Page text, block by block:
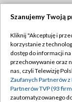
Abonament
Emisja w TVP
Centrum
Szanujemy Twoją
Kliknij "Akceptuję i
korzystanie z
dostęp do informacji
przechowywanie oraz
nas, czyli Telewizję
Zaufanych Partnerów
Partnerów TVP (93
zautomatyzowanego